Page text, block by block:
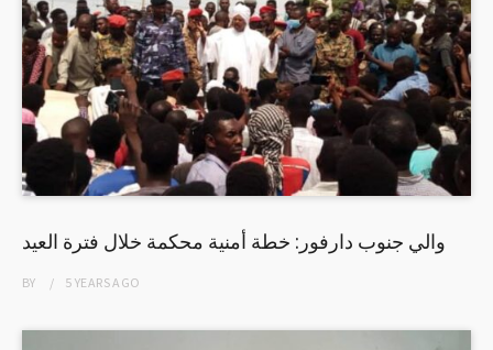
والي جنوب دارفور: خطة أمنية محكمة خلال فترة العيد
BY 5 YEARSAGO